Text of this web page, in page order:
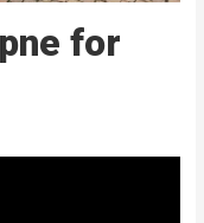
for